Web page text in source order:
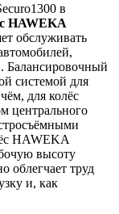
в
HAWEKA
обслуживать
Балансировочный
системой для
для колёс
центрального
HAWEKA
высоту
облегчает труд
и, как